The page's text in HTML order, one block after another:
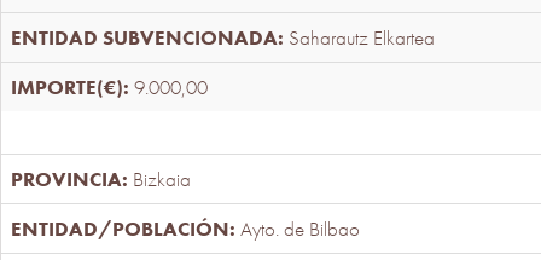
Saharautz Elkartea
9.000,00
Bizkaia
Ayto. de Bilbao